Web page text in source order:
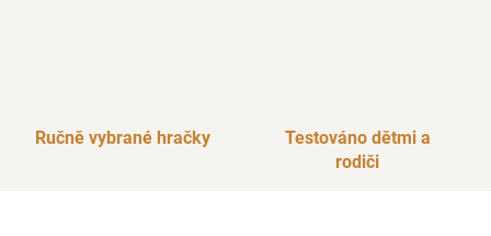
Ručně vybrané hračky
Testováno dětmi a
rodiči